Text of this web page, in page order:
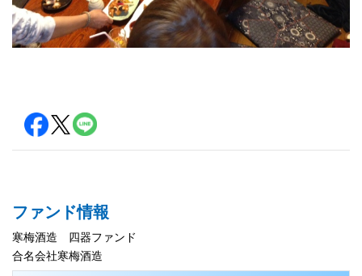
ファンド情報
寒梅酒造 四器ファンド
合名会社寒梅酒造